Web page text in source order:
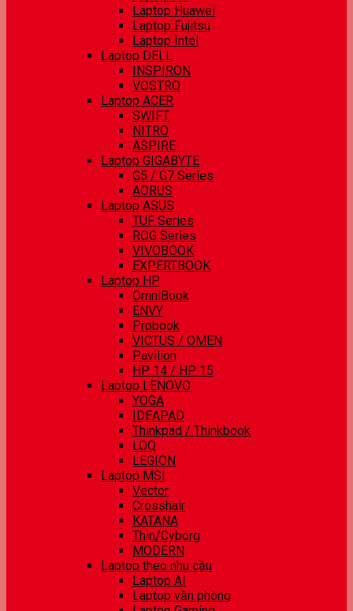
Laptop Huawei
Laptop Fujitsu
Laptop Intel
Laptop DELL
INSPIRON
VOSTRO
Laptop ACER
SWIFT
NITRO
ASPIRE
Laptop GIGABYTE
G5 / G7 Series
AORUS
Laptop ASUS
TUF Series
ROG Series
VIVOBOOK
EXPERTBOOK
Laptop HP
OmniBook
ENVY
Probook
VICTUS / OMEN
Pavilion
HP 14 / HP 15
Laptop LENOVO
YOGA
IDEAPAD
Thinkpad / Thinkbook
LOQ
LEGION
Laptop MSI
Vector
Crosshair
KATANA
Thin/Cyborg
MODERN
Laptop theo nhu cầu
Laptop AI
Laptop văn phòng